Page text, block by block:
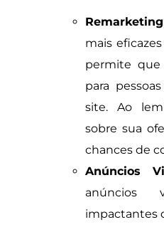
Remarketing
mais
permite que
para
site. Ao
sobre sua
chances de
Anúncios
anúncios
impactantes